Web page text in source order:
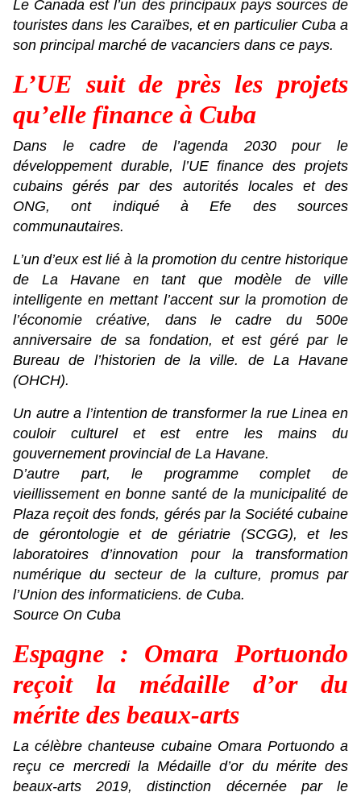
Le Canada est l’un des principaux pays sources de
touristes dans les Caraïbes, et en particulier Cuba a
son principal marché de vacanciers dans ce pays.
L’UE suit de près les projets
qu’elle finance à Cuba
Dans le cadre de l’agenda 2030 pour le
développement durable, l’UE finance des projets
cubains gérés par des autorités locales et des
ONG, ont indiqué à Efe des sources
communautaires.
L’un d’eux est lié à la promotion du centre historique
de La Havane en tant que modèle de ville
intelligente en mettant l’accent sur la promotion de
l’économie créative, dans le cadre du 500e
anniversaire de sa fondation, et est géré par le
Bureau de l’historien de la ville. de La Havane
(OHCH).
Un autre a l’intention de transformer la rue Linea en
couloir culturel et est entre les mains du
gouvernement provincial de La Havane.
D’autre part, le programme complet de
vieillissement en bonne santé de la municipalité de
Plaza reçoit des fonds, gérés par la Société cubaine
de gérontologie et de gériatrie (SCGG), et les
laboratoires d’innovation pour la transformation
numérique du secteur de la culture, promus par
l’Union des informaticiens. de Cuba.
Source On Cuba
Espagne : Omara Portuondo
reçoit la médaille d’or du
mérite des beaux-arts
La célèbre chanteuse cubaine Omara Portuondo a
reçu ce mercredi la Médaille d’or du mérite des
beaux-arts 2019, distinction décernée par le